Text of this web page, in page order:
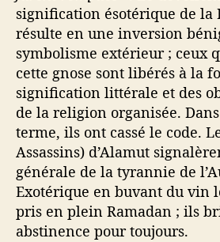
signification ésotérique de la
résulte en une inversion
symbolisme extérieur ; ceux
cette gnose sont libérés à la
signification littérale et des
de la religion organisée.
terme, ils ont cassé le code.
Assassins) d’Alamut
générale de la tyrannie de
Exotérique en buvant du vin
pris en plein Ramadan ; ils
abstinence pour toujours.